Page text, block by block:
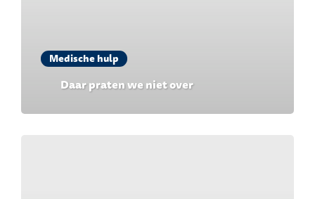
Medische hulp
Daar praten we niet over